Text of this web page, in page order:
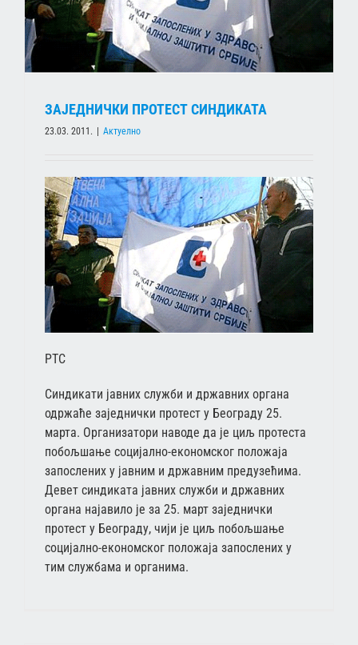
ЗАЈЕДНИЧКИ ПРОТЕСТ СИНДИКАТА
23.03. 2011. Актуелно
РТС
Синдикати јавних служби и државних органа
одржаће заједнички протест у Београду 25.
марта. Организатори наводе да је циљ протеста
побољшање социјално-економског положаја
запослених у јавним и државним предузећима.
Девет синдиката јавних служби и државних
органа најавило је за 25. март заједнички
протест у Београду, чији је циљ побољшање
социјално-економског положаја запослених у
тим службама и органима.